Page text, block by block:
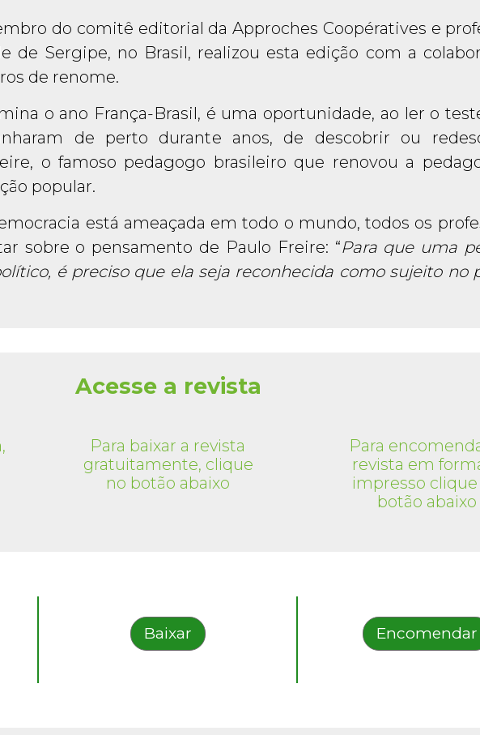
do comitê editorial da Approches Coopératives e
de Sergipe, no Brasil, realizou esta edição com a
de renome.
o ano França-Brasil, é uma oportunidade, ao ler o
de perto durante anos, de descobrir ou
o famoso pedagogo brasileiro que renovou a
popular.
está ameaçada em todo o mundo, todos os
sobre o pensamento de Paulo Freire: “Para que uma
é preciso que ela seja reconhecida como sujeito no
Acesse a revista
Para baixar a revista
gratuitamente, clique
no botão abaixo
Para
revista em
impresso
botão abaixo
Baixar Encomendar